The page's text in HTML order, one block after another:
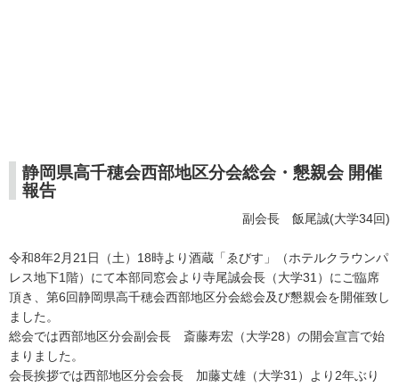
静岡県高千穂会西部地区分会総会・懇親会 開催
報告
副会長 飯尾誠(大学34回)
令和8年2月21日（土）18時より酒蔵「ゑびす」（ホテルクラウンパ
レス地下1階）にて本部同窓会より寺尾誠会長（大学31）にご臨席
頂き、第6回静岡県高千穂会西部地区分会総会及び懇親会を開催致し
ました。
総会では西部地区分会副会長 斎藤寿宏（大学28）の開会宣言で始
まりました。
会長挨拶では西部地区分会会長 加藤丈雄（大学31）より2年ぶり